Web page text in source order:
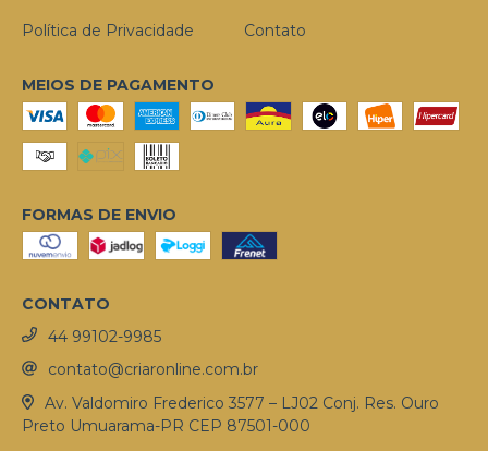
Política de Privacidade Contato
MEIOS DE PAGAMENTO
FORMAS DE ENVIO
CONTATO
44 99102-9985
contato@criaronline.com.br
Av. Valdomiro Frederico 3577 – LJ02 Conj. Res. Ouro
Preto Umuarama-PR CEP 87501-000